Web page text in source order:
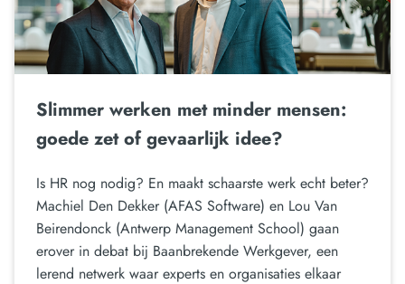
Slimmer werken met minder mensen:
goede zet of gevaarlijk idee?
Is HR nog nodig? En maakt schaarste werk echt beter?
Machiel Den Dekker (AFAS Software) en Lou Van
Beirendonck (Antwerp Management School) gaan
erover in debat bij Baanbrekende Werkgever, een
lerend netwerk waar experts en organisaties elkaar